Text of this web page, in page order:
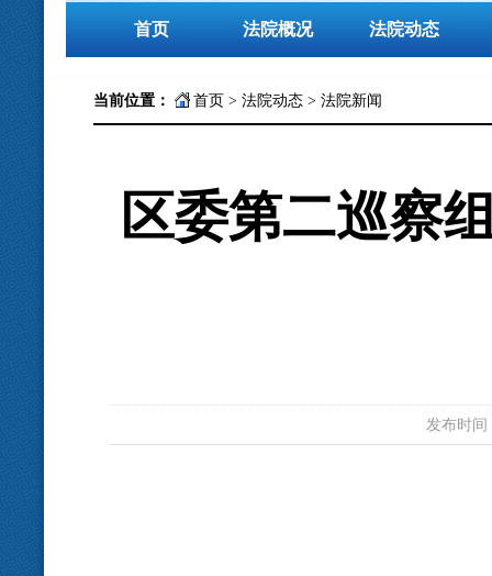
首页 法院概况 法院动态
当前位置： 首页 > 法院动态 > 法院新闻
区委第二巡察
发布时